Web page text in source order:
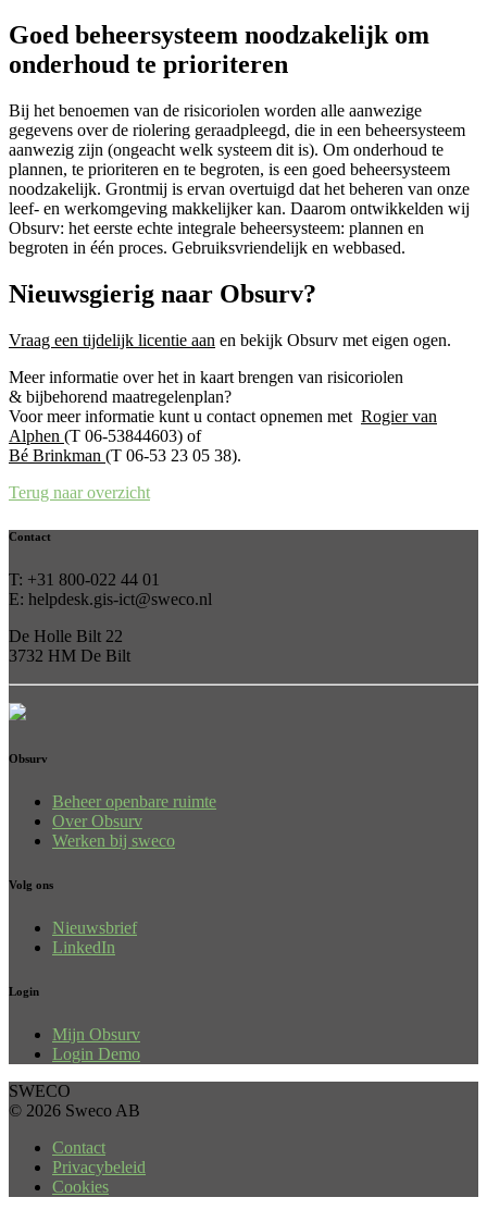
Goed beheersysteem noodzakelijk om
onderhoud te prioriteren
Bij het benoemen van de risicoriolen worden alle aanwezige
gegevens over de riolering geraadpleegd, die in een beheersysteem
aanwezig zijn (ongeacht welk systeem dit is). Om onderhoud te
plannen, te prioriteren en te begroten, is een goed beheersysteem
noodzakelijk. Grontmij is ervan overtuigd dat het beheren van onze
leef- en werkomgeving makkelijker kan. Daarom ontwikkelden wij
Obsurv: het eerste echte integrale beheersysteem: plannen en
begroten in één proces. Gebruiksvriendelijk en webbased.
Nieuwsgierig naar Obsurv?
Vraag een tijdelijk licentie aan en bekijk Obsurv met eigen ogen.
Meer informatie over het in kaart brengen van risicoriolen
& bijbehorend maatregelenplan?
Voor meer informatie kunt u contact opnemen met Rogier van
Alphen (T 06-53844603) of
Bé Brinkman (T 06-53 23 05 38).
Terug naar overzicht
Contact
T: +31 800-022 44 01
E: helpdesk.gis-ict@sweco.nl
De Holle Bilt 22
3732 HM De Bilt
Obsurv
Beheer openbare ruimte
Over Obsurv
Werken bij sweco
Volg ons
Nieuwsbrief
LinkedIn
Login
Mijn Obsurv
Login Demo
SWECO
© 2026 Sweco AB
Contact
Privacybeleid
Cookies